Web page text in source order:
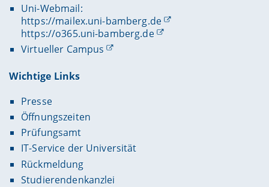
Uni-Webmail:
https://mailex.uni-bamberg.de
https://o365.uni-bamberg.de
Virtueller Campus
Wichtige Links
Presse
Öffnungszeiten
Prüfungsamt
IT-Service der Universität
Rückmeldung
Studierendenkanzlei